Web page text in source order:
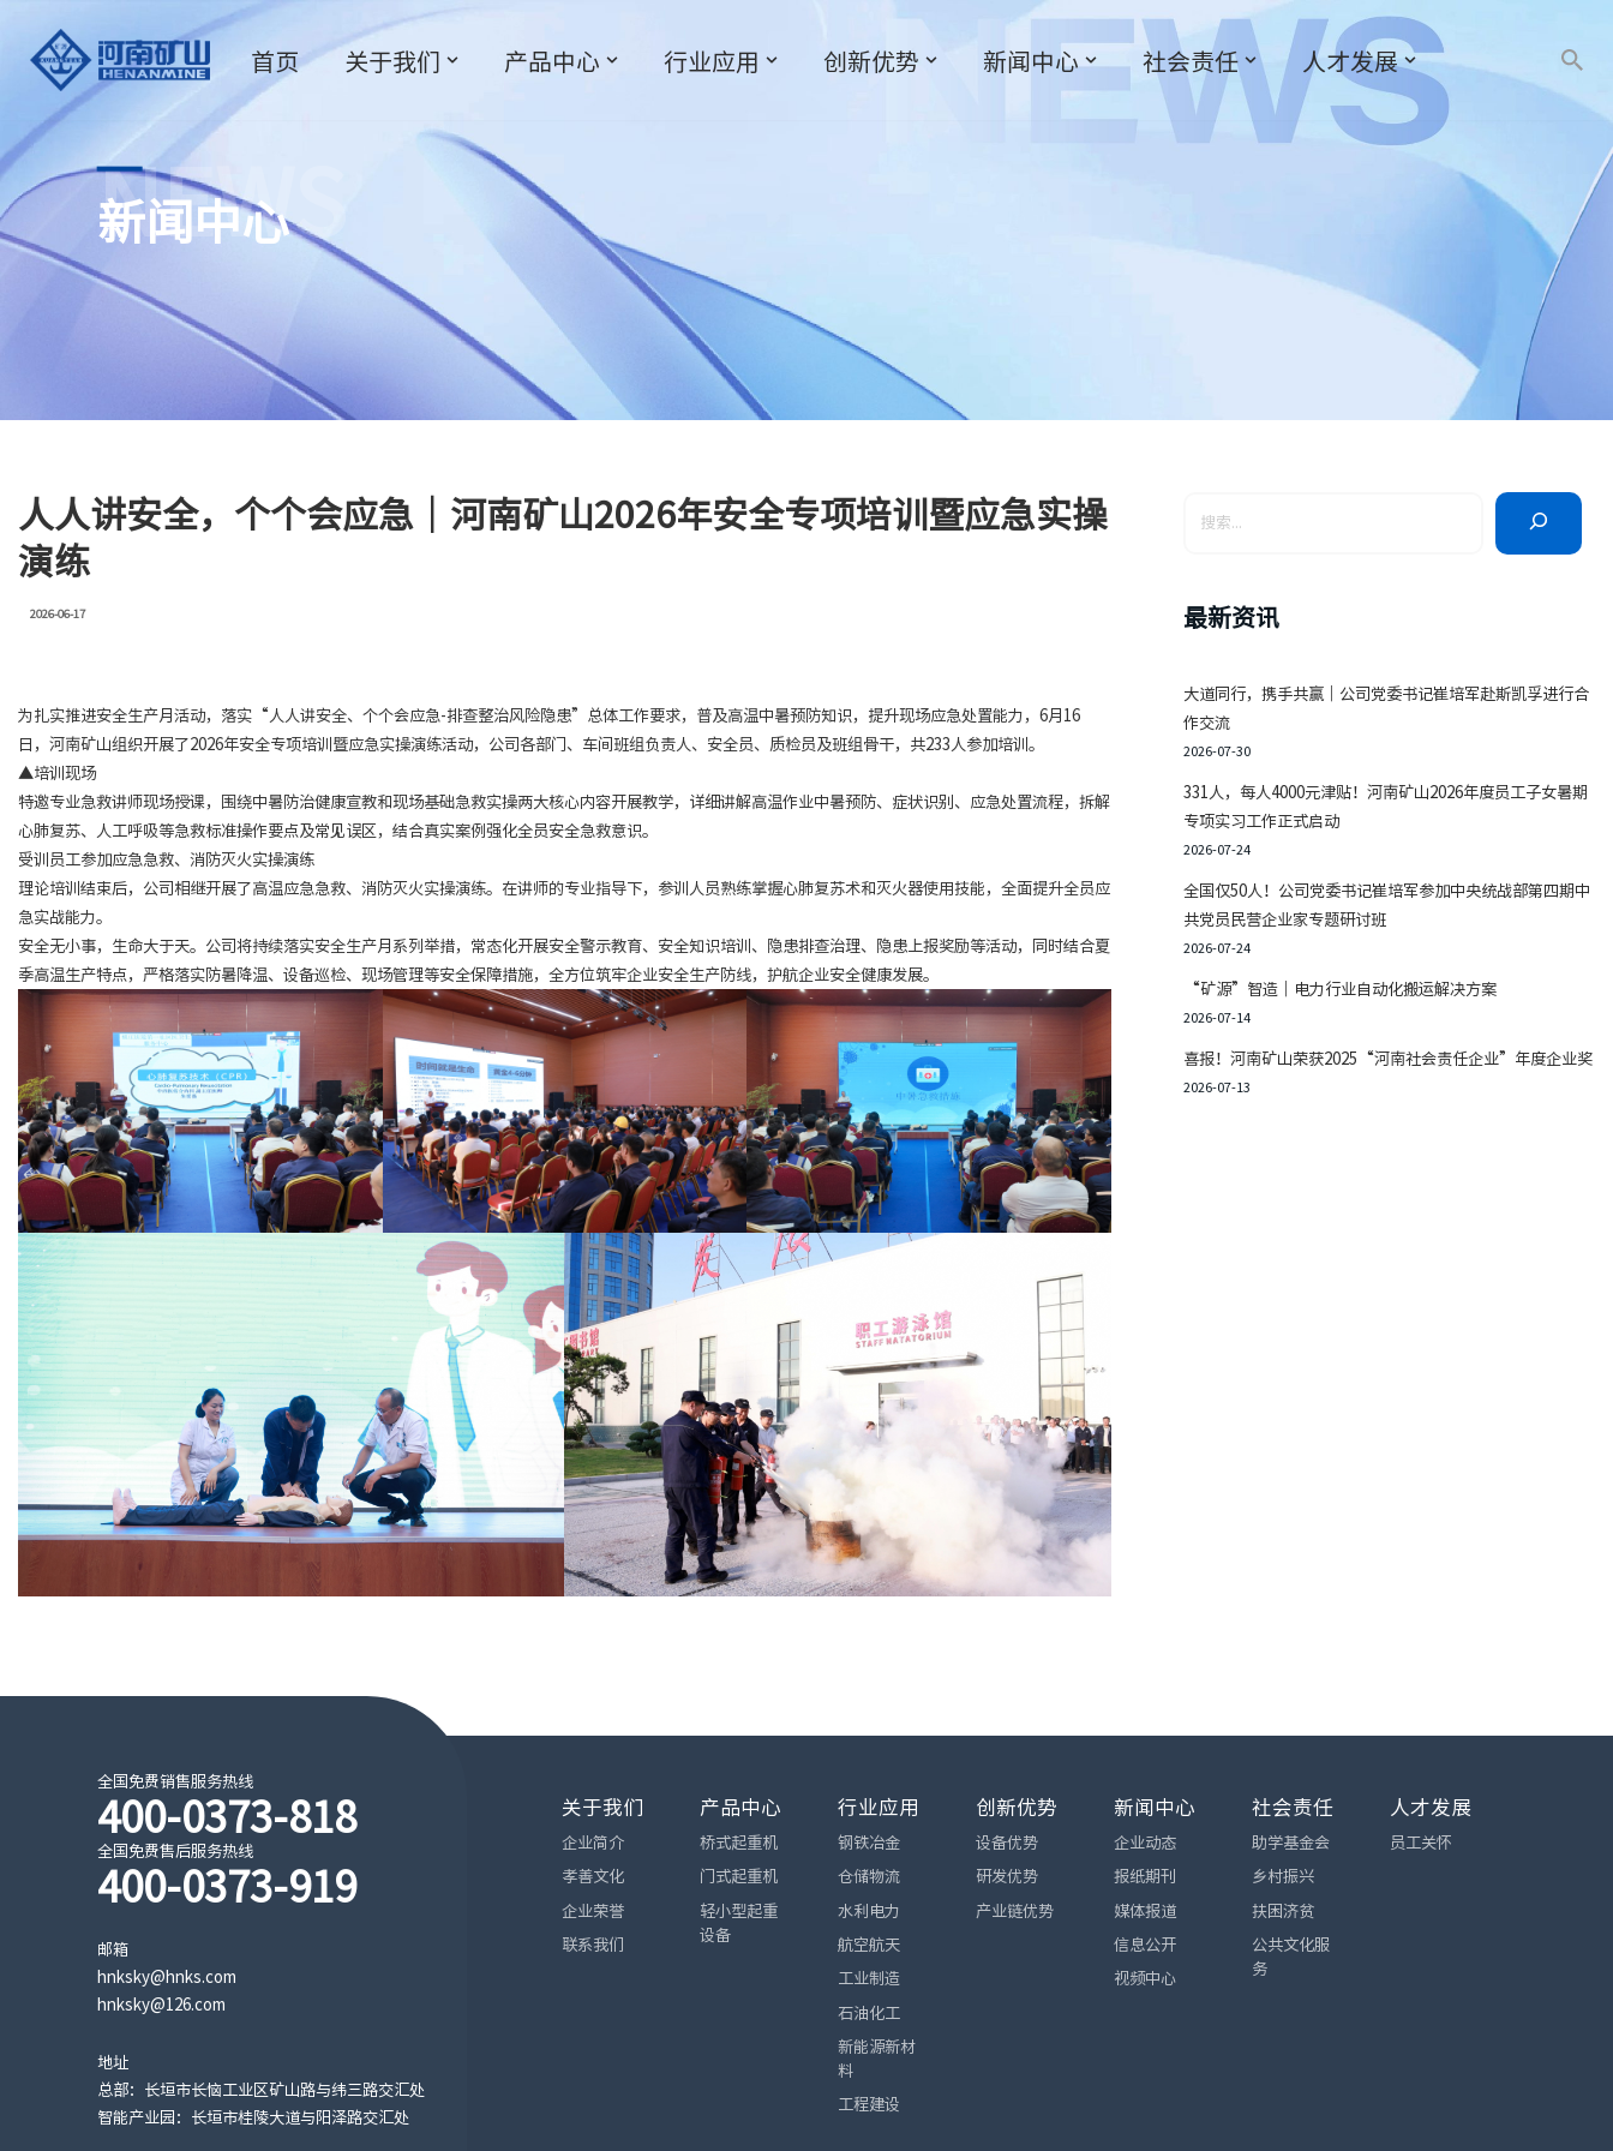
跳
正
文
首页 关于我们 产品中心 行业应用 创新优势 新闻中心 社会责任 人才发展
NEWS
新闻中心
人人讲安全，个个会应急｜河南矿山2026年安全专项培训暨应急实操
演练
2026-06-17
为扎实推进安全生产月活动，落实“人人讲安全、个个会应急-排查整治风险隐患”总体工作要求，普及高温中暑预防知识，提升现场应急处置能力，6月16
日，河南矿山组织开展了2026年安全专项培训暨应急实操演练活动，公司各部门、车间班组负责人、安全员、质检员及班组骨干，共233人参加培训。
▲培训现场
特邀专业急救讲师现场授课，围绕中暑防治健康宣教和现场基础急救实操两大核心内容开展教学，详细讲解高温作业中暑预防、症状识别、应急处置流程，拆解
心肺复苏、人工呼吸等急救标准操作要点及常见误区，结合真实案例强化全员安全急救意识。
受训员工参加应急急救、消防灭火实操演练
理论培训结束后，公司相继开展了高温应急急救、消防灭火实操演练。在讲师的专业指导下，参训人员熟练掌握心肺复苏术和灭火器使用技能，全面提升全员应
急实战能力。
安全无小事，生命大于天。公司将持续落实安全生产月系列举措，常态化开展安全警示教育、安全知识培训、隐患排查治理、隐患上报奖励等活动，同时结合夏
季高温生产特点，严格落实防暑降温、设备巡检、现场管理等安全保障措施，全方位筑牢企业安全生产防线，护航企业安全健康发展。
最新资讯
大道同行，携手共赢｜公司党委书记崔培军赴斯凯孚进行合
作交流
2026-07-30
331人，每人4000元津贴！河南矿山2026年度员工子女暑期
专项实习工作正式启动
2026-07-24
全国仅50人！公司党委书记崔培军参加中央统战部第四期中
共党员民营企业家专题研讨班
2026-07-24
“矿源”智造｜电力行业自动化搬运解决方案
2026-07-14
喜报！河南矿山荣获2025“河南社会责任企业”年度企业奖
2026-07-13
全国免费销售服务热线
400-0373-818
全国免费售后服务热线
400-0373-919
邮箱
hnksky@hnks.com
hnksky@126.com
地址
总部：长垣市长恼工业区矿山路与纬三路交汇处
智能产业园：长垣市桂陵大道与阳泽路交汇处
关于我们
企业简介
孝善文化
企业荣誉
联系我们
产品中心
桥式起重机
门式起重机
轻小型起重
设备
行业应用
钢铁冶金
仓储物流
水利电力
航空航天
工业制造
石油化工
新能源新材
料
工程建设
创新优势
设备优势
研发优势
产业链优势
新闻中心
企业动态
报纸期刊
媒体报道
信息公开
视频中心
社会责任
助学基金会
乡村振兴
扶困济贫
公共文化服
务
人才发展
员工关怀